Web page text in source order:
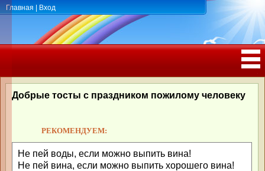
Главная Вход
РОЖДЕНИЯ, ЮБИЛЕЕМ
Добрые тосты с праздником пожилому человеку
РЕКОМЕНДУЕМ:
Не пей воды, если можно выпить вина!
Не пей вина, если можно выпить хорошего вина!